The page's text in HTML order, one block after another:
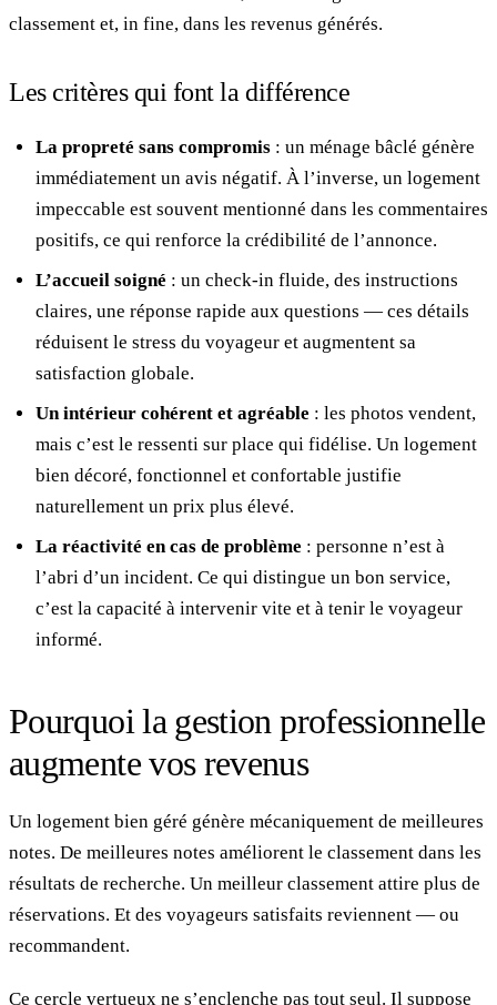
classement et, in fine, dans les revenus générés.
Les critères qui font la différence
La propreté sans compromis : un ménage bâclé génère
immédiatement un avis négatif. À l’inverse, un logement
impeccable est souvent mentionné dans les commentaires
positifs, ce qui renforce la crédibilité de l’annonce.
L’accueil soigné : un check-in fluide, des instructions
claires, une réponse rapide aux questions — ces détails
réduisent le stress du voyageur et augmentent sa
satisfaction globale.
Un intérieur cohérent et agréable : les photos vendent,
mais c’est le ressenti sur place qui fidélise. Un logement
bien décoré, fonctionnel et confortable justifie
naturellement un prix plus élevé.
La réactivité en cas de problème : personne n’est à
l’abri d’un incident. Ce qui distingue un bon service,
c’est la capacité à intervenir vite et à tenir le voyageur
informé.
Pourquoi la gestion professionnelle
augmente vos revenus
Un logement bien géré génère mécaniquement de meilleures
notes. De meilleures notes améliorent le classement dans les
résultats de recherche. Un meilleur classement attire plus de
réservations. Et des voyageurs satisfaits reviennent — ou
recommandent.
Ce cercle vertueux ne s’enclenche pas tout seul. Il suppose